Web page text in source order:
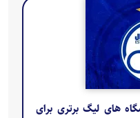
های لیگ برتری برای